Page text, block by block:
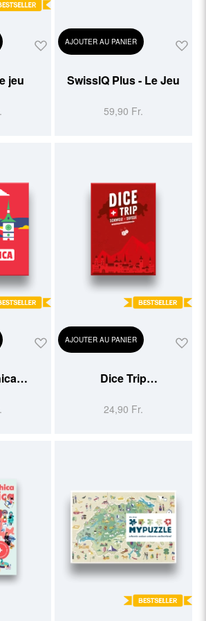
jeu
AJOUTER AU PANIER
SwissIQ Plus - Le Jeu
59,90 Fr.
AJOUTER AU PANIER
Dice Trip
24,90 Fr.